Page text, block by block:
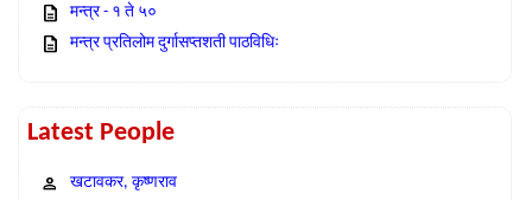
मन्त्र - १ ते ५०
मन्त्र प्रतिलोम दुर्गासप्तशती पाठविधिः
Latest People
खटावकर, कृष्णराव